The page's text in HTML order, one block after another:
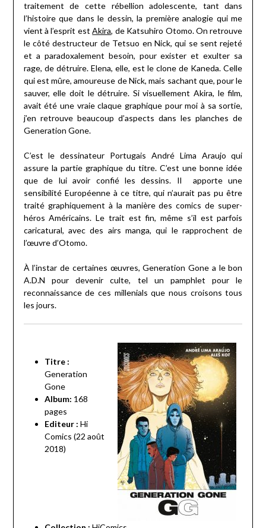
traitement de cette rébellion adolescente, tant dans
l’histoire que dans le dessin, la première analogie qui me
vient à l’esprit estAkira, de Katsuhiro Otomo. On retrouve
le côté destructeur de Tetsuo en Nick, qui se sent rejeté
et a paradoxalement besoin, pour exister et exulter sa
rage, de détruire. Elena, elle, est le clone de Kaneda. Celle
qui est mûre, amoureuse de Nick, mais sachant que, pour le
sauver, elle doit le détruire. Si visuellement Akira, le film,
avait été une vraie claque graphique pour moi à sa sortie,
j’en retrouve beaucoup d’aspects dans les planches de
Generation Gone.
C’est le dessinateur Portugais André Lima Araujo qui
assure la partie graphique du titre. C’est une bonne idée
que de lui avoir confié les dessins. Il apporte une
sensibilité Européenne à ce titre, qui n’aurait pas pu être
traité graphiquement à la manière des comics de super-
héros Américains. Le trait est fin, même s’il est parfois
caricatural, avec des airs manga, qui le rapprochent de
l’œuvre d’Otomo.
À l’instar de certaines œuvres, Generation Gone a le bon
A.D.N pour devenir culte, tel un pamphlet pour le
reconnaissance de ces millenials que nous croisons tous
les jours.
Titre :
Generation
Gone
Album: 168
pages
Editeur : Hi
Comics (22 août
2018)